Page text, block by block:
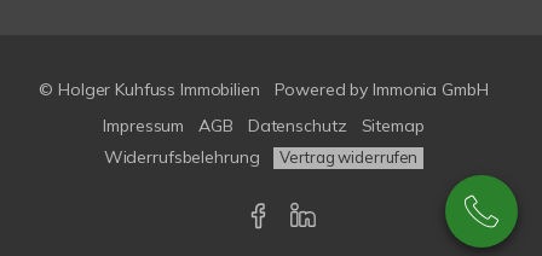
© Holger Kuhfuss Immobilien Powered by Immonia GmbH
Impressum
AGB Datenschutz
Sitemap
Widerrufsbelehrung
Vertrag widerrufen